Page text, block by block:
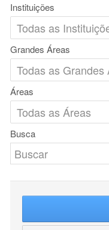
Instituições
Grandes Áreas
Áreas
Busca